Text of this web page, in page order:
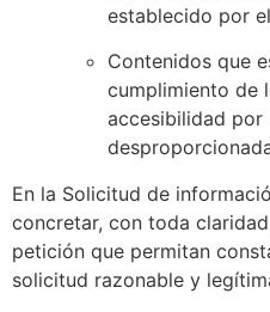
establecido por
Contenidos que
cumplimiento de
accesibilidad por
En la Solicitud de
concretar, con toda
petición que permitan
solicitud razonable y